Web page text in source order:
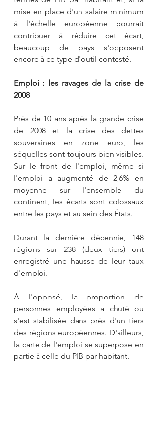
mise en place d'un salaire minimum
à l'échelle européenne pourrait
contribuer à réduire cet écart,
beaucoup de pays s'opposent
encore à ce type d'outil contesté.
Emploi : les ravages de la crise de
2008
Près de 10 ans après la grande crise
de 2008 et la crise des dettes
souveraines en zone euro, les
séquelles sont toujours bien visibles.
Sur le front de l'emploi, même si
l'emploi a augmenté de 2,6% en
moyenne sur l'ensemble du
continent, les écarts sont colossaux
entre les pays et au sein des États.
Durant la dernière décennie, 148
régions sur 238 (deux tiers) ont
enregistré une hausse de leur taux
d'emploi.
À l'opposé, la proportion de
personnes employées a chuté ou
s'est stabilisée dans près d'un tiers
des régions européennes. D'ailleurs,
la carte de l'emploi se superpose en
partie à celle du PIB par habitant.